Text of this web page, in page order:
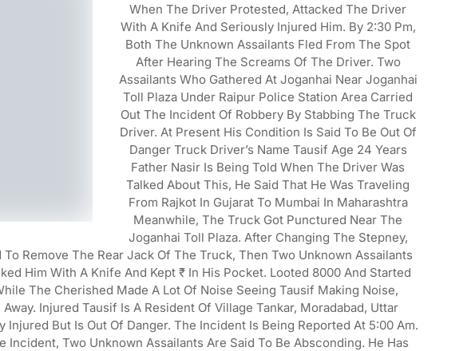
When The Driver Protested, Attacked The Driver
With A Knife And Seriously Injured Him. By 2:30 Pm,
Both The Unknown Assailants Fled From The Spot
After Hearing The Screams Of The Driver. Two
Assailants Who Gathered At Joganhai Near Joganhai
Toll Plaza Under Raipur Police Station Area Carried
Out The Incident Of Robbery By Stabbing The Truck
Driver. At Present His Condition Is Said To Be Out Of
Danger Truck Driver’s Name Tausif Age 24 Years
Father Nasir Is Being Told When The Driver Was
Talked About This, He Said That He Was Traveling
From Rajkot In Gujarat To Mumbai In Maharashtra
Meanwhile, The Truck Got Punctured Near The
Joganhai Toll Plaza. After Changing The Stepney,
Remove The Rear Jack Of The Truck, Then Two Unknown Assailants
Him With A Knife And Kept ₹ In His Pocket. Looted 8000 And Started
The Cherished Made A Lot Of Noise Seeing Tausif Making Noise,
Injured Tausif Is A Resident Of Village Tankar, Moradabad, Uttar
Injured But Is Out Of Danger. The Incident Is Being Reported At 5:00 Am.
Incident, Two Unknown Assailants Are Said To Be Absconding. He Has